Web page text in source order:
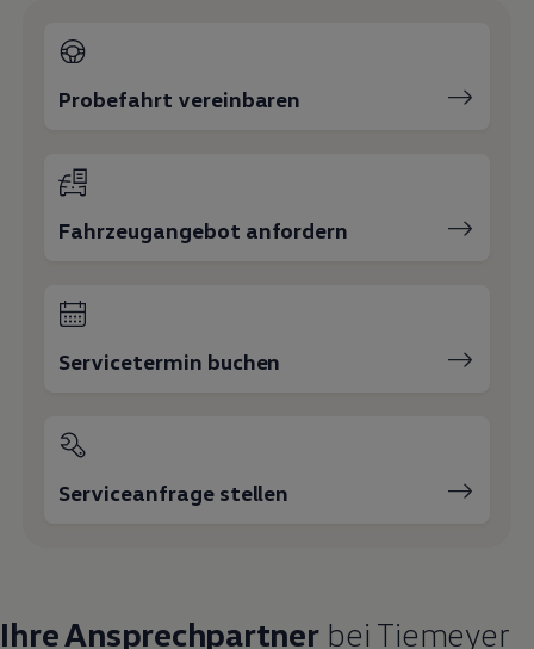
Probefahrt vereinbaren
Fahrzeugangebot anfordern
Servicetermin buchen
Serviceanfrage stellen
Ihre Ansprechpartnerbei Tiemeyer